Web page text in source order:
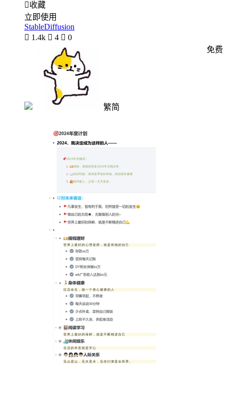
收藏
立即使用
StableDiffusion
 1.4k  4  0
繁简
免费